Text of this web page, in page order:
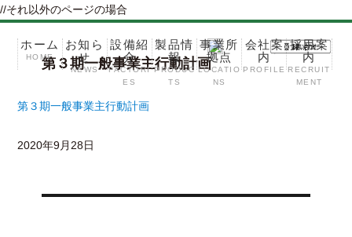
//それ以外のページの場合
ホーム
HOME
お知ら
せ
NEWS
設備紹
介
FACTORI
ES
製品情
報
PRODUC
TS
事業所
拠点
LOCATIO
NS
会社案
内
PROFILE
採用案
内
RECRUIT
MENT
第３期一般事業主行動計画
第３期一般事業主行動計画
2020年9月28日
投